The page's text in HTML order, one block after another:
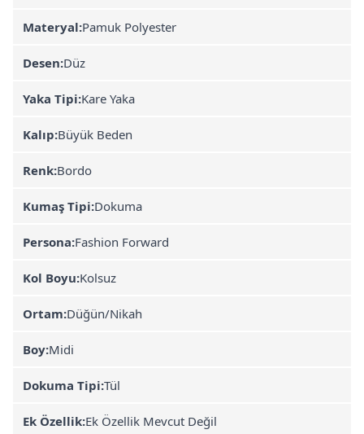
Materyal:Pamuk Polyester
Desen:Düz
Yaka Tipi:Kare Yaka
Kalıp:Büyük Beden
Renk:Bordo
Kumaş Tipi:Dokuma
Persona:Fashion Forward
Kol Boyu:Kolsuz
Ortam:Düğün/Nikah
Boy:Midi
Dokuma Tipi:Tül
Ek Özellik:Ek Özellik Mevcut Değil